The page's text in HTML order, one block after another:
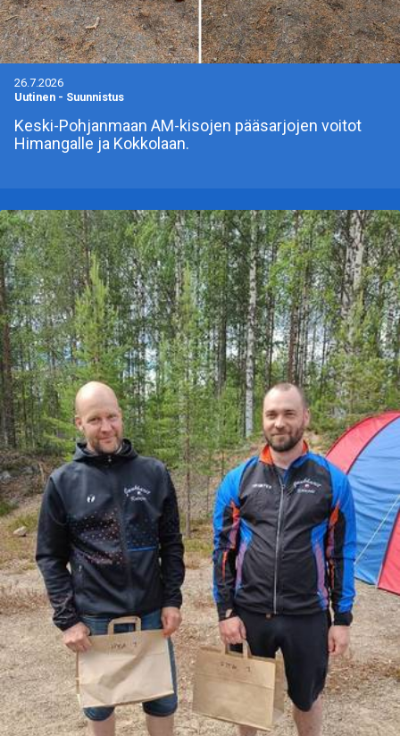
26.7.2026
Uutinen - Suunnistus
Keski-Pohjanmaan AM-kisojen pääsarjojen voitot
Himangalle ja Kokkolaan.